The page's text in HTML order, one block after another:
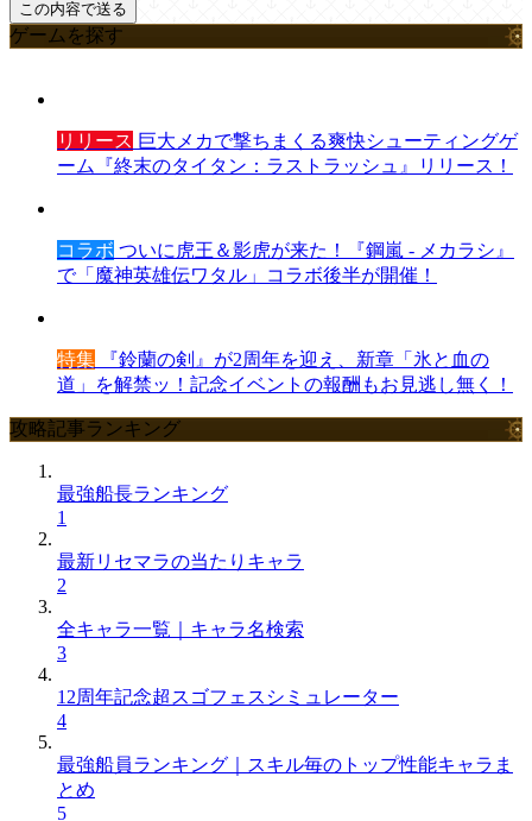
ゲームを探す
リリース 巨大メカで撃ちまくる爽快シューティングゲ
ーム『終末のタイタン：ラストラッシュ』リリース！
コラボ ついに虎王＆影虎が来た！『鋼嵐 - メカラシ』
で「魔神英雄伝ワタル」コラボ後半が開催！
特集 『鈴蘭の剣』が2周年を迎え、新章「氷と血の
道」を解禁ッ！記念イベントの報酬もお見逃し無く！
攻略記事ランキング
最強船長ランキング
1
最新リセマラの当たりキャラ
2
全キャラ一覧｜キャラ名検索
3
12周年記念超スゴフェスシミュレーター
4
最強船員ランキング｜スキル毎のトップ性能キャラま
とめ
5